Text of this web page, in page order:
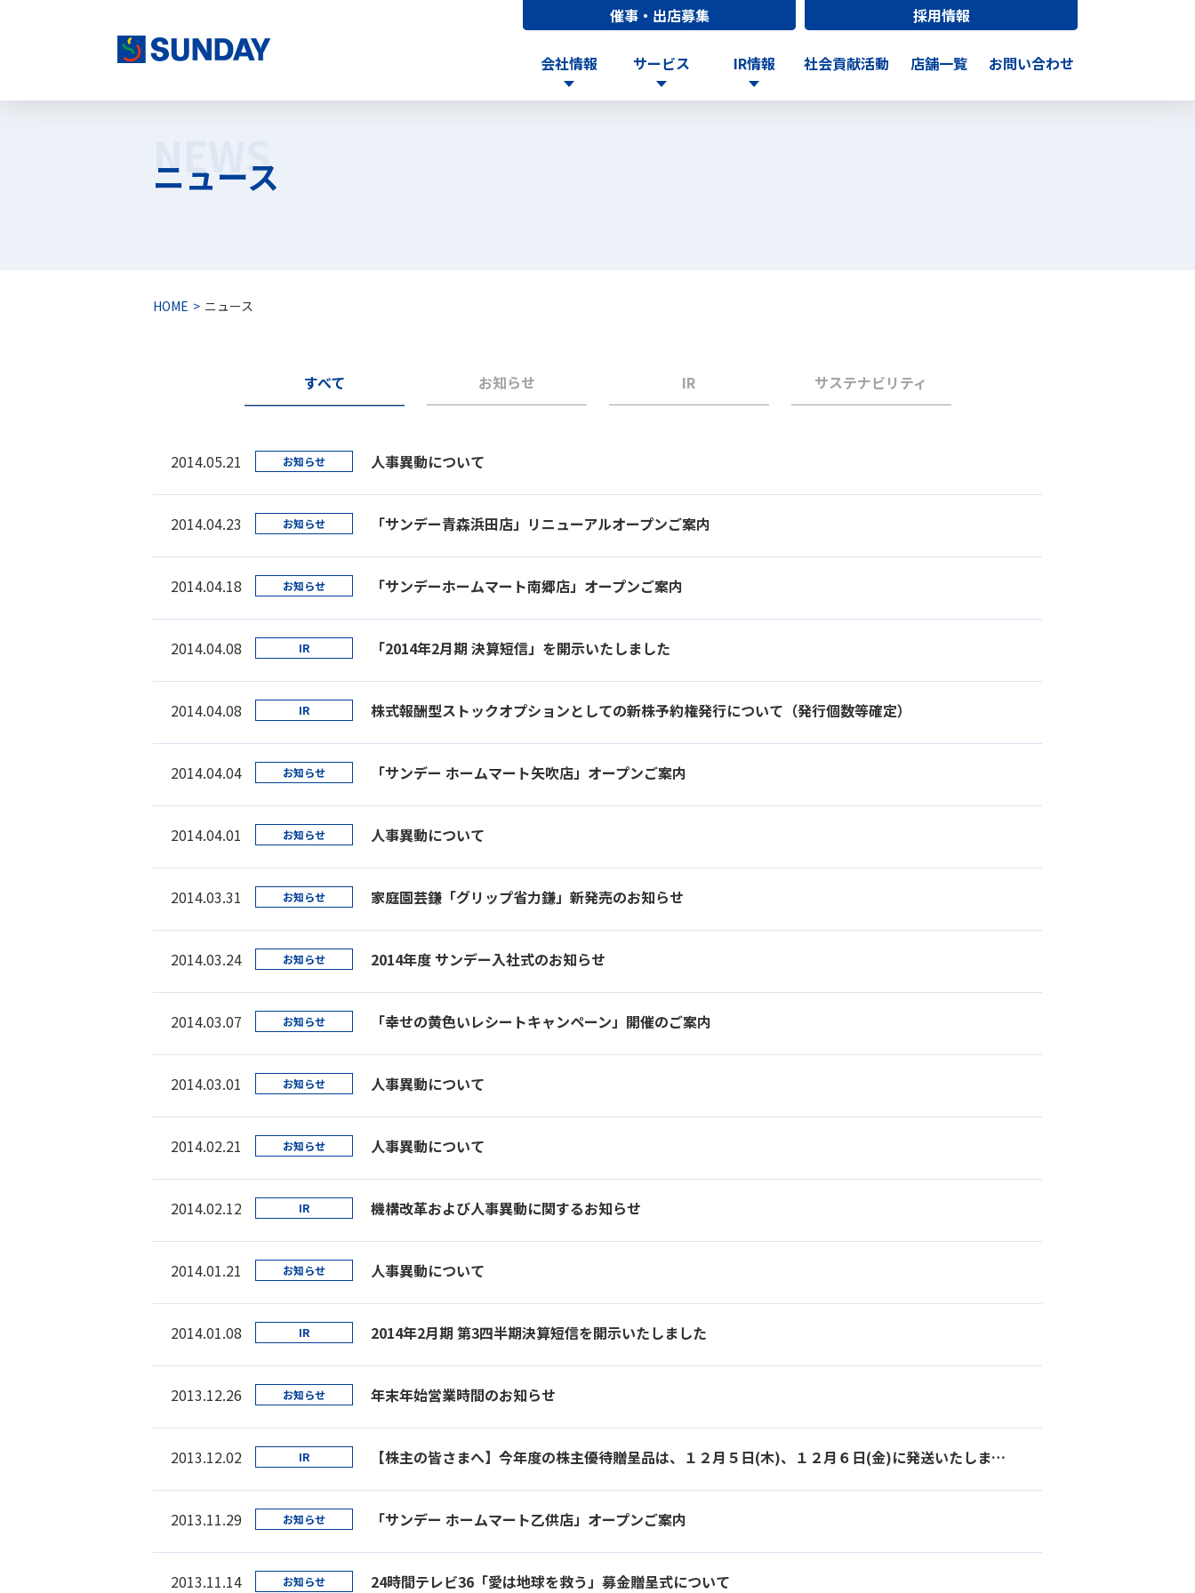
株式会社サンデー
催事・出店募集 採用情報
会社情報 サービス IR情報 社会貢献活動 店舗一覧 お問い合わせ
NEWS
ニュース
HOME ニュース
すべて お知らせ IR サステナビリティ
2014.05.21 お知らせ 人事異動について
2014.04.23 お知らせ 「サンデー青森浜田店」リニューアルオープンご案内
2014.04.18 お知らせ 「サンデーホームマート南郷店」オープンご案内
2014.04.08 IR 「2014年2月期 決算短信」を開示いたしました
2014.04.08 IR 株式報酬型ストックオプションとしての新株予約権発行について（発行個数等確定）
2014.04.04 お知らせ 「サンデー ホームマート矢吹店」オープンご案内
2014.04.01 お知らせ 人事異動について
2014.03.31 お知らせ 家庭園芸鎌「グリップ省力鎌」新発売のお知らせ
2014.03.24 お知らせ 2014年度 サンデー入社式のお知らせ
2014.03.07 お知らせ 「幸せの黄色いレシートキャンペーン」開催のご案内
2014.03.01 お知らせ 人事異動について
2014.02.21 お知らせ 人事異動について
2014.02.12 IR 機構改革および人事異動に関するお知らせ
2014.01.21 お知らせ 人事異動について
2014.01.08 IR 2014年2月期 第3四半期決算短信を開示いたしました
2013.12.26 お知らせ 年末年始営業時間のお知らせ
2013.12.02 IR 【株主の皆さまへ】今年度の株主優待贈呈品は、１２月５日(木)、１２月６日(金)に発送いたします。どうぞ、青森の美味しいりんごをご賞味下さいませ。
2013.11.29 お知らせ 「サンデー ホームマート乙供店」オープンご案内
2013.11.14 お知らせ 24時間テレビ36「愛は地球を救う」募金贈呈式について